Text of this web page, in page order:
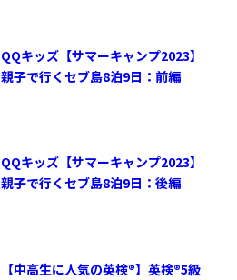
QQキッズ【サマーキャンプ2023】
親子で行くセブ島8泊9日：前編
QQキッズ【サマーキャンプ2023】
親子で行くセブ島8泊9日：後編
【中高生に人気の英検®︎】英検®︎5級